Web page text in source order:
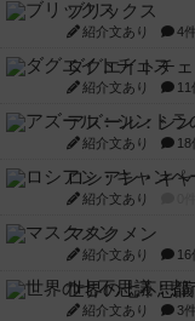
ブリックス
紹介文あり 4
ダグエイトチェ
紹介文あり 11
アズール：シ
紹介文あり 18
ロシアン・キ
紹介文あり
マスクメン
紹介文あり 16
世界の七不思
紹介文あり 3